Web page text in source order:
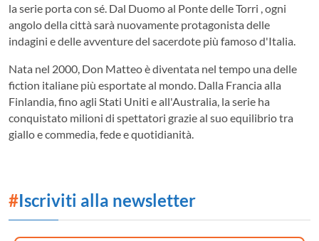
la serie porta con sé. Dal Duomo al Ponte delle Torri , ogni
angolo della città sarà nuovamente protagonista delle
indagini e delle avventure del sacerdote più famoso d'Italia.
Nata nel 2000, Don Matteo è diventata nel tempo una delle
fiction italiane più esportate al mondo. Dalla Francia alla
Finlandia, fino agli Stati Uniti e all'Australia, la serie ha
conquistato milioni di spettatori grazie al suo equilibrio tra
giallo e commedia, fede e quotidianità.
#Iscriviti alla newsletter